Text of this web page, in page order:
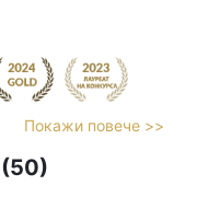
Покажи повече >>
(50)